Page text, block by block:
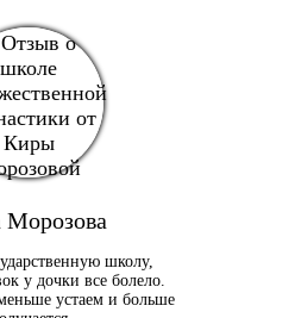
Морозова
школу,
у дочки все болело.
устаем и больше